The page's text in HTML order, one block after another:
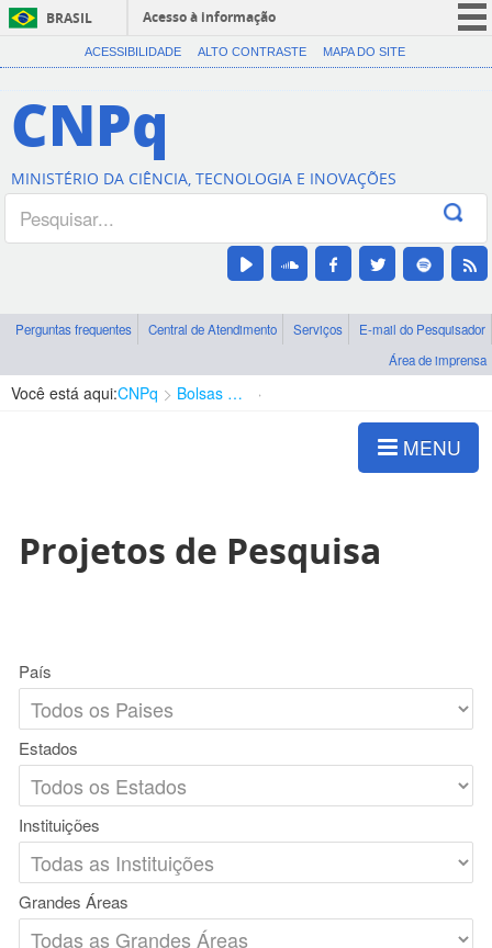
BRASIL
Acesso à informação
CORONAVÍRUS (COVID-19)
Canais
ACESSIBILIDADE ALTO CONTRASTE MAPA DO SITE
CNPq
MINISTÉRIO DA CIÊNCIA, TECNOLOGIA E INOVAÇÕES
Perguntas frequentes Central de Atendimento Serviços
E-mail do Pesquisador
Área de imprensa
Você está aqui:CNPq Bolsas e Auxílios Vigentes
MENU
Projetos de Pesquisa
País
Estados
Instituições
Grandes Áreas